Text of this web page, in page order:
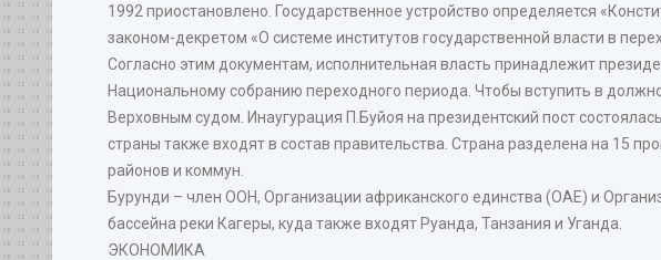
1992 приостановлено. Государственное устройство определяется
законом-декретом «О системе институтов государственной власти в
Согласно этим документам, исполнительная власть принадлежит
Национальному собранию переходного периода. Чтобы вступить в
Верховным судом. Инаугурация П.Буйоя на президентский пост
страны также входят в состав правительства. Страна разделена на 15
районов и коммун.
Бурунди – член ООН, Организации африканского единства (ОАЕ) и
бассейна реки Кагеры, куда также входят Руанда, Танзания и Уганда.
ЭКОНОМИКА